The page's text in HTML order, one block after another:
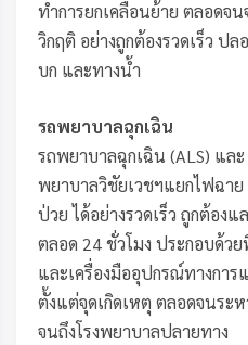
ทำการยกเคลื่อนย้าย ตลอดจ
วิกฤติ อย่างถูกต้องรวดเร็ว ป
บก และทางน้ำ
รถพยาบาลฉุกเฉิน
รถพยาบาลฉุกเฉิน (ALS) แล
พยาบาลวิชัยเวชฯแยกไฟฉา
ป่วย ได้อย่างรวดเร็ว ถูกต้อง
ตลอด 24 ชั่วโมง ประกอบด้
และเครื่องมืออุปกรณ์ทางกา
ตั้งแต่จุดเกิดเหตุ ตลอดจนระห
จนถึงโรงพยาบาลปลายทาง